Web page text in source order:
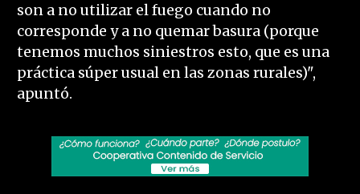
son a no utilizar el fuego cuando no
corresponde y a no quemar basura (porque
tenemos muchos siniestros esto, que es una
práctica súper usual en las zonas rurales)",
apuntó.